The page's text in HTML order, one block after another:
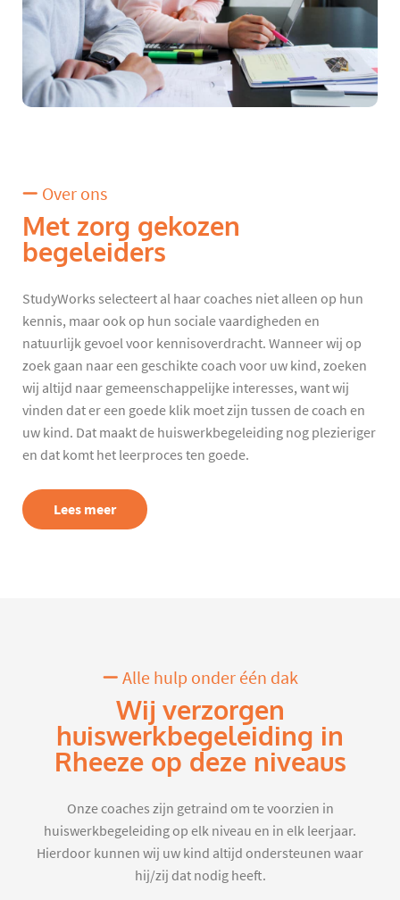
Over ons
Met zorg gekozen
begeleiders
StudyWorks selecteert al haar coaches niet alleen op hun
kennis, maar ook op hun sociale vaardigheden en
natuurlijk gevoel voor kennisoverdracht. Wanneer wij op
zoek gaan naar een geschikte coach voor uw kind, zoeken
wij altijd naar gemeenschappelijke interesses, want wij
vinden dat er een goede klik moet zijn tussen de coach en
uw kind. Dat maakt de huiswerkbegeleiding nog plezieriger
en dat komt het leerproces ten goede.
Lees meer
Alle hulp onder één dak
Wij verzorgen
huiswerkbegeleiding in
Rheeze op deze niveaus
Onze coaches zijn getraind om te voorzien in
huiswerkbegeleiding op elk niveau en in elk leerjaar.
Hierdoor kunnen wij uw kind altijd ondersteunen waar
hij/zij dat nodig heeft.